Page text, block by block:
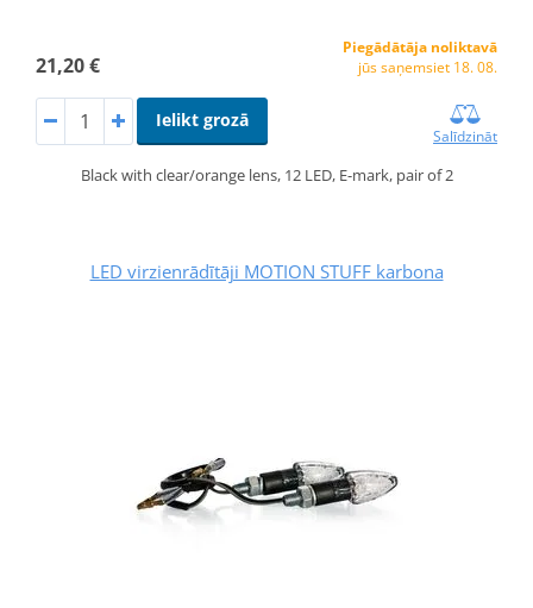
21,20 €
Piegādātāja noliktavā
jūs saņemsiet 18. 08.
Ielikt grozā
Salīdzināt
Black with clear/orange lens, 12 LED, E-mark, pair of 2
LED virzienrādītāji MOTION STUFF karbona